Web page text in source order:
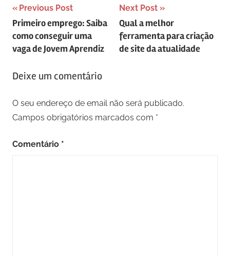
Navegação
de
artigos
Previous Post
Primeiro emprego: Saiba
como conseguir uma
vaga de Jovem Aprendiz
Next Post
Qual a melhor
ferramenta para criação
de site da atualidade
Deixe um comentário
O seu endereço de email não será publicado.
Campos obrigatórios marcados com *
Comentário *